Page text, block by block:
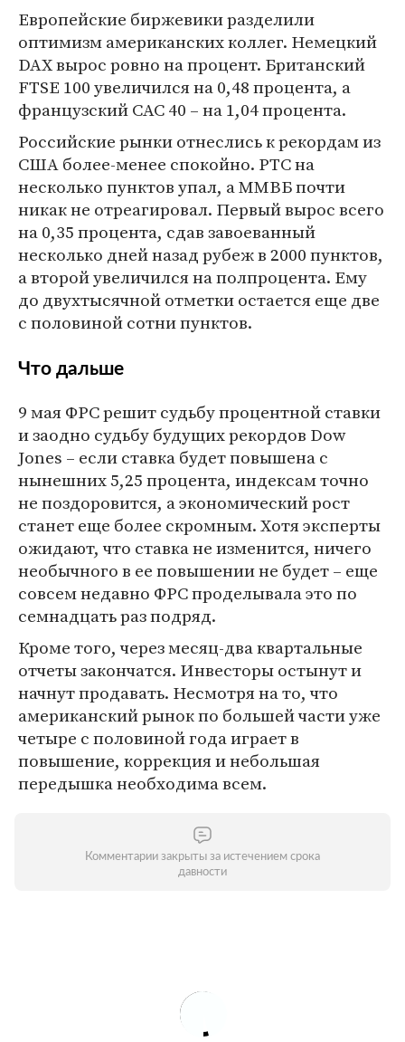
Европейские биржевики разделили
оптимизм американских коллег. Немецкий
DAX вырос ровно на процент. Британский
FTSE 100 увеличился на 0,48 процента, а
французский CAC 40 – на 1,04 процента.
Российские рынки отнеслись к рекордам из
США более-менее спокойно. РТС на
несколько пунктов упал, а ММВБ почти
никак не отреагировал. Первый вырос всего
на 0,35 процента, сдав завоеванный
несколько дней назад рубеж в 2000 пунктов,
а второй увеличился на полпроцента. Ему
до двухтысячной отметки остается еще две
с половиной сотни пунктов.
Что дальше
9 мая ФРС решит судьбу процентной ставки
и заодно судьбу будущих рекордов Dow
Jones – если ставка будет повышена с
нынешних 5,25 процента, индексам точно
не поздоровится, а экономический рост
станет еще более скромным. Хотя эксперты
ожидают, что ставка не изменится, ничего
необычного в ее повышении не будет – еще
совсем недавно ФРС проделывала это по
семнадцать раз подряд.
Кроме того, через месяц-два квартальные
отчеты закончатся. Инвесторы остынут и
начнут продавать. Несмотря на то, что
американский рынок по большей части уже
четыре с половиной года играет в
повышение, коррекция и небольшая
передышка необходима всем.
Комментарии закрыты за истечением срока
давности